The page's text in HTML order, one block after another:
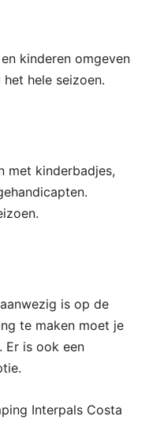
kinderen omgeven
hele seizoen.
met kinderbadjes,
is op de
te maken moet je
Er is ook een
Interpals Costa